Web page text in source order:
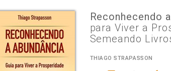
Reconhecendo
para Viver a
Semeando
THIAGO STRAPASSON